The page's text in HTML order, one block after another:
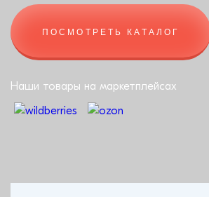
ПОСМОТРЕТЬ КАТАЛОГ
Наши товары на маркетплейсах